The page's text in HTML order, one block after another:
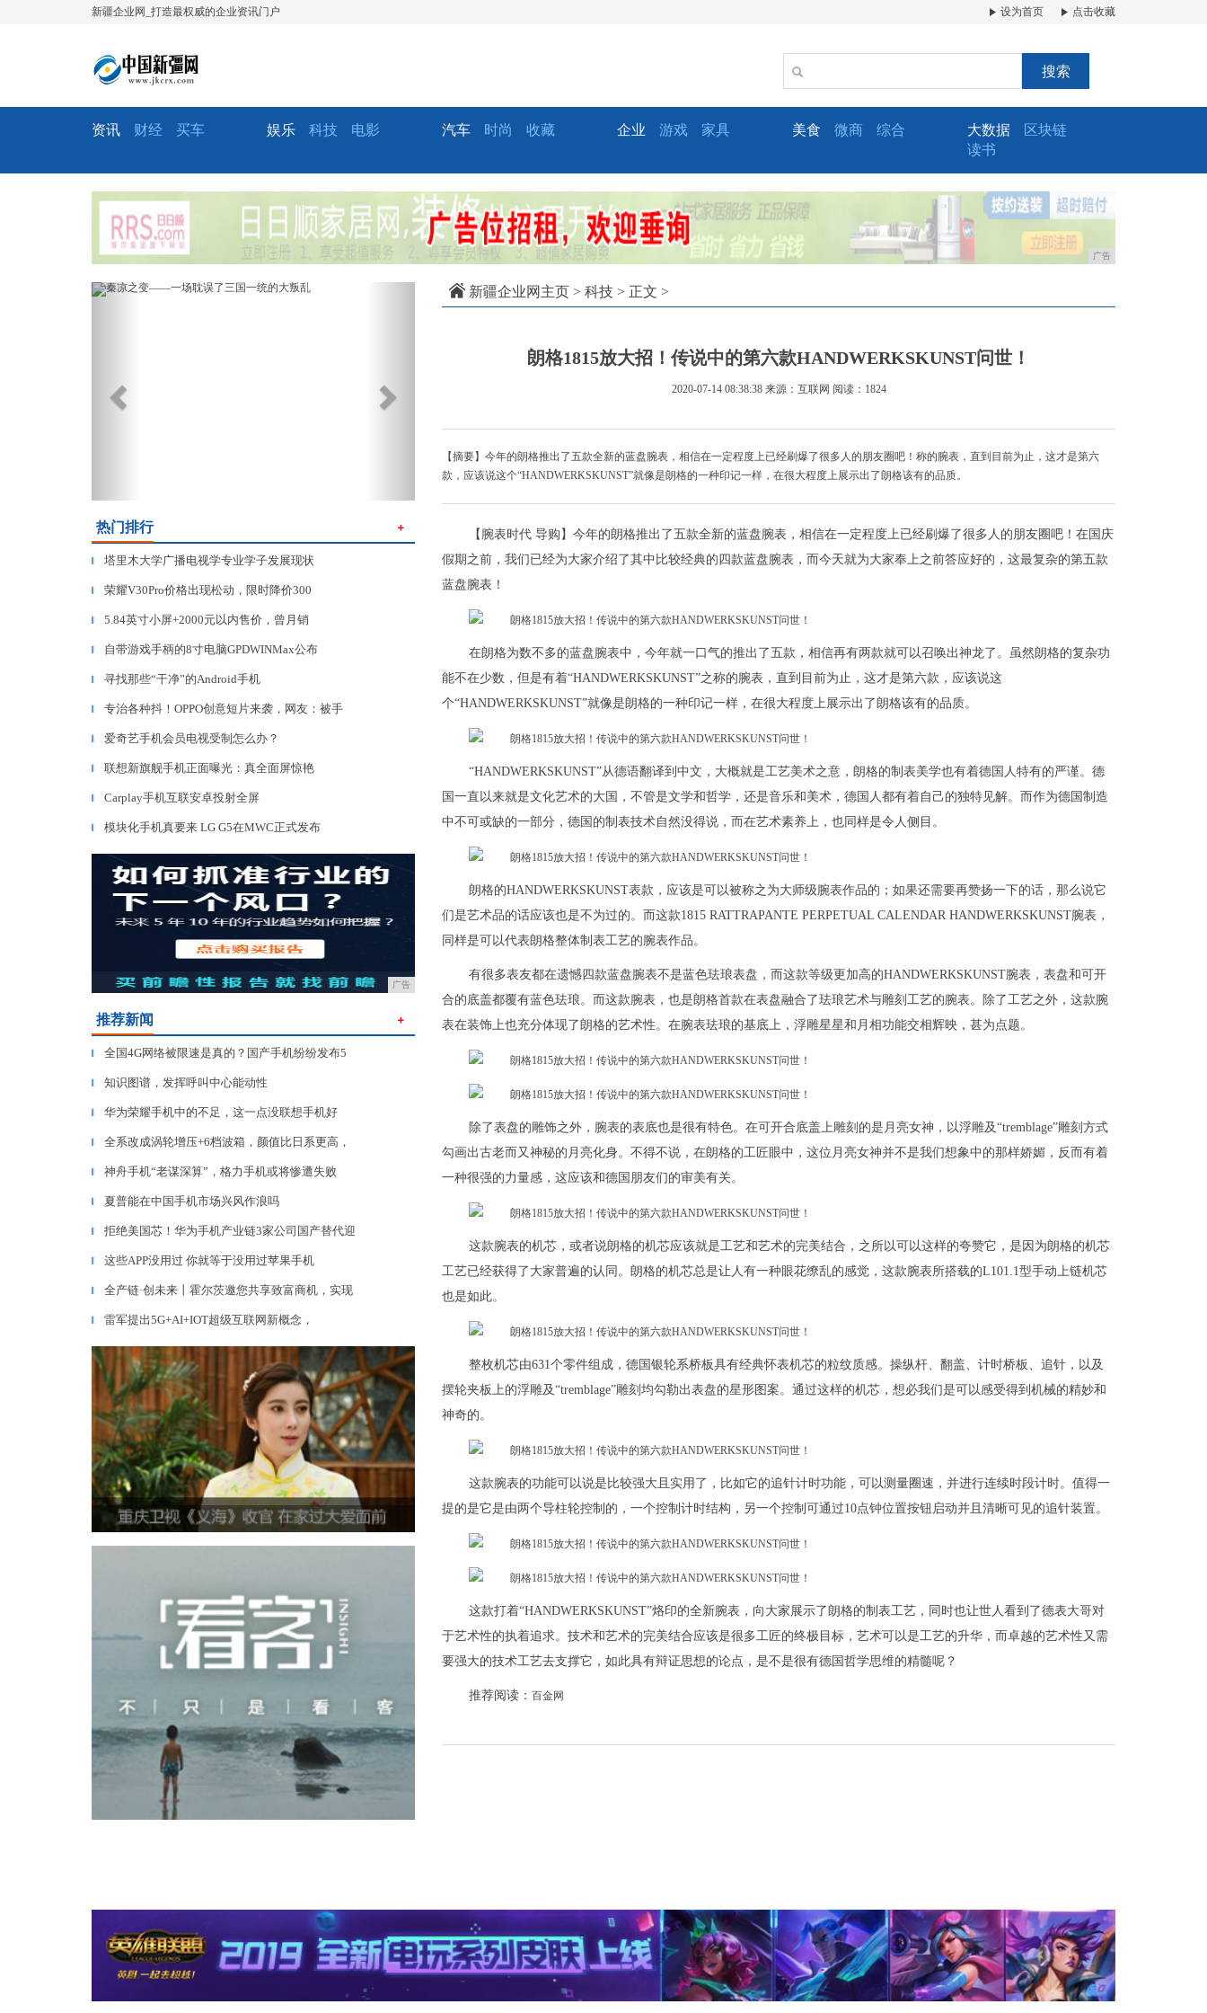
新疆企业网_打造最权威的企业资讯门户 设为首页 点击收藏
搜索
资讯 财经 买车 娱乐 科技 电影 汽车 时尚 收藏 企业 游戏 家具 美食 微商 综合 大数据
区块链
读书
广告
Previous
热门排行 ＋
▎ 塔里木大学广播电视学专业学子发展现状
▎ 荣耀V30Pro价格出现松动，限时降价300
▎ 5.84英寸小屏+2000元以内售价，曾月销
▎ 自带游戏手柄的8寸电脑GPDWINMax公布
▎ 寻找那些“干净”的Android手机
▎ 专治各种抖！OPPO创意短片来袭，网友：被手
▎ 爱奇艺手机会员电视受制怎么办？
▎ 联想新旗舰手机正面曝光：真全面屏惊艳
▎ Carplay手机互联安卓投射全屏
▎ 模块化手机真要来 LG G5在MWC正式发布
广告
推荐新闻 ＋
▎ 全国4G网络被限速是真的？国产手机纷纷发布5
▎ 知识图谱，发挥呼叫中心能动性
▎ 华为荣耀手机中的不足，这一点没联想手机好
▎ 全系改成涡轮增压+6档波箱，颜值比日系更高，
▎ 神舟手机“老谋深算”，格力手机或将惨遭失败
▎ 夏普能在中国手机市场兴风作浪吗
▎ 拒绝美国芯！华为手机产业链3家公司国产替代迎
▎ 这些APP没用过 你就等于没用过苹果手机
▎ 全产链·创未来丨霍尔茨邀您共享致富商机，实现
▎ 雷军提出5G+AI+IOT超级互联网新概念，
新疆企业网主页 > 科技 > 正文 >
朗格1815放大招！传说中的第六款HANDWERKSKUNST问世！
2020-07-14 08:38:38 来源：互联网 阅读：1824
【摘要】今年的朗格推出了五款全新的蓝盘腕表，相信在一定程度上已经刷爆了很多人的朋友圈吧！称的腕表，直到目前为止，这才是第六
款，应该说这个“HANDWERKSKUNST”就像是朗格的一种印记一样，在很大程度上展示出了朗格该有的品质。
【腕表时代 导购】今年的朗格推出了五款全新的蓝盘腕表，相信在一定程度上已经刷爆了很多人的朋友圈吧！在国庆
假期之前，我们已经为大家介绍了其中比较经典的四款蓝盘腕表，而今天就为大家奉上之前答应好的，这最复杂的第五款
蓝盘腕表！
在朗格为数不多的蓝盘腕表中，今年就一口气的推出了五款，相信再有两款就可以召唤出神龙了。虽然朗格的复杂功
能不在少数，但是有着“HANDWERKSKUNST”之称的腕表，直到目前为止，这才是第六款，应该说这
个“HANDWERKSKUNST”就像是朗格的一种印记一样，在很大程度上展示出了朗格该有的品质。
“HANDWERKSKUNST”从德语翻译到中文，大概就是工艺美术之意，朗格的制表美学也有着德国人特有的严谨。德
国一直以来就是文化艺术的大国，不管是文学和哲学，还是音乐和美术，德国人都有着自己的独特见解。而作为德国制造
中不可或缺的一部分，德国的制表技术自然没得说，而在艺术素养上，也同样是令人侧目。
朗格的HANDWERKSKUNST表款，应该是可以被称之为大师级腕表作品的；如果还需要再赞扬一下的话，那么说它
们是艺术品的话应该也是不为过的。而这款1815 RATTRAPANTE PERPETUAL CALENDAR HANDWERKSKUNST腕表，
同样是可以代表朗格整体制表工艺的腕表作品。
有很多表友都在遗憾四款蓝盘腕表不是蓝色珐琅表盘，而这款等级更加高的HANDWERKSKUNST腕表，表盘和可开
合的底盖都覆有蓝色珐琅。而这款腕表，也是朗格首款在表盘融合了珐琅艺术与雕刻工艺的腕表。除了工艺之外，这款腕
表在装饰上也充分体现了朗格的艺术性。在腕表珐琅的基底上，浮雕星星和月相功能交相辉映，甚为点题。
除了表盘的雕饰之外，腕表的表底也是很有特色。在可开合底盖上雕刻的是月亮女神，以浮雕及“tremblage”雕刻方式
勾画出古老而又神秘的月亮化身。不得不说，在朗格的工匠眼中，这位月亮女神并不是我们想象中的那样娇媚，反而有着
一种很强的力量感，这应该和德国朋友们的审美有关。
这款腕表的机芯，或者说朗格的机芯应该就是工艺和艺术的完美结合，之所以可以这样的夸赞它，是因为朗格的机芯
工艺已经获得了大家普遍的认同。朗格的机芯总是让人有一种眼花缭乱的感觉，这款腕表所搭载的L101.1型手动上链机芯
也是如此。
整枚机芯由631个零件组成，德国银轮系桥板具有经典怀表机芯的粒纹质感。操纵杆、翻盖、计时桥板、追针，以及
摆轮夹板上的浮雕及“tremblage”雕刻均勾勒出表盘的星形图案。通过这样的机芯，想必我们是可以感受得到机械的精妙和
神奇的。
这款腕表的功能可以说是比较强大且实用了，比如它的追针计时功能，可以测量圈速，并进行连续时段计时。值得一
提的是它是由两个导柱轮控制的，一个控制计时结构，另一个控制可通过10点钟位置按钮启动并且清晰可见的追针装置。
这款打着“HANDWERKSKUNST”烙印的全新腕表，向大家展示了朗格的制表工艺，同时也让世人看到了德表大哥对
于艺术性的执着追求。技术和艺术的完美结合应该是很多工匠的终极目标，艺术可以是工艺的升华，而卓越的艺术性又需
要强大的技术工艺去支撑它，如此具有辩证思想的论点，是不是很有德国哲学思维的精髓呢？
推荐阅读： 百金网